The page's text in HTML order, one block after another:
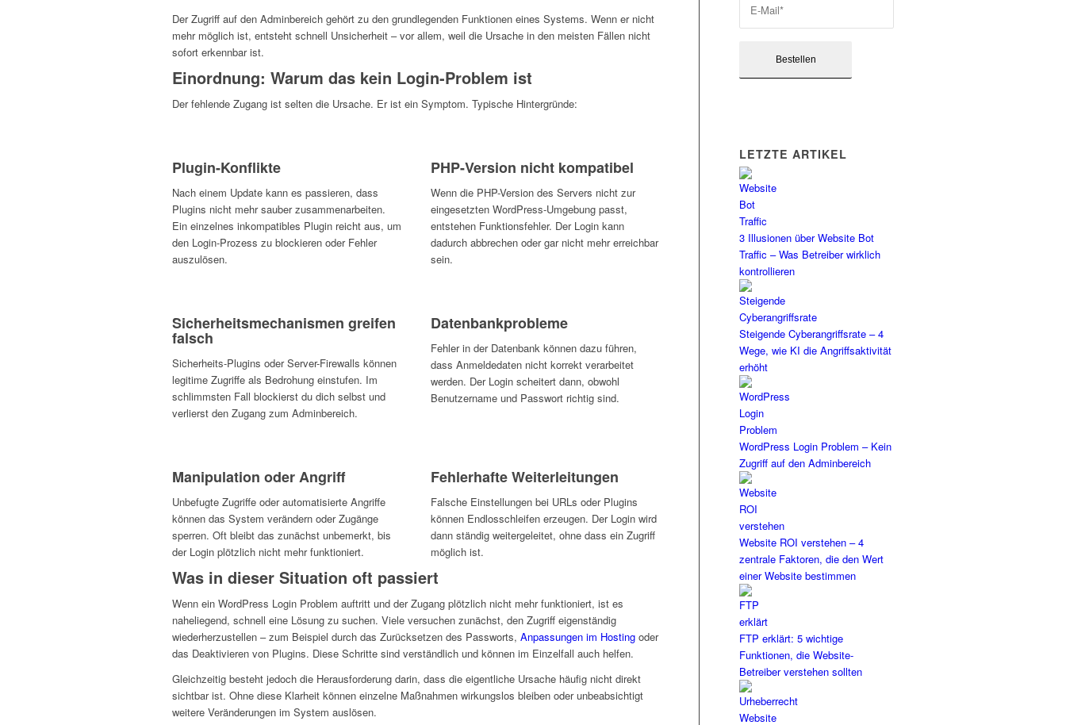
Der Zugriff auf den Adminbereich gehört zu den grundlegenden Funktionen eines Systems. Wenn er nicht
mehr möglich ist, entsteht schnell Unsicherheit – vor allem, weil die Ursache in den meisten Fällen nicht
sofort erkennbar ist.
Einordnung: Warum das kein Login-Problem ist
Der fehlende Zugang ist selten die Ursache. Er ist ein Symptom. Typische Hintergründe:
Plugin-Konflikte
Nach einem Update kann es passieren, dass
Plugins nicht mehr sauber zusammenarbeiten.
Ein einzelnes inkompatibles Plugin reicht aus, um
den Login-Prozess zu blockieren oder Fehler
auszulösen.
PHP-Version nicht kompatibel
Wenn die PHP-Version des Servers nicht zur
eingesetzten WordPress-Umgebung passt,
entstehen Funktionsfehler. Der Login kann
dadurch abbrechen oder gar nicht mehr erreichbar
sein.
Sicherheitsmechanismen greifen
falsch
Sicherheits-Plugins oder Server-Firewalls können
legitime Zugriffe als Bedrohung einstufen. Im
schlimmsten Fall blockierst du dich selbst und
verlierst den Zugang zum Adminbereich.
Datenbankprobleme
Fehler in der Datenbank können dazu führen,
dass Anmeldedaten nicht korrekt verarbeitet
werden. Der Login scheitert dann, obwohl
Benutzername und Passwort richtig sind.
Manipulation oder Angriff
Unbefugte Zugriffe oder automatisierte Angriffe
können das System verändern oder Zugänge
sperren. Oft bleibt das zunächst unbemerkt, bis
der Login plötzlich nicht mehr funktioniert.
Fehlerhafte Weiterleitungen
Falsche Einstellungen bei URLs oder Plugins
können Endlosschleifen erzeugen. Der Login wird
dann ständig weitergeleitet, ohne dass ein Zugriff
möglich ist.
Was in dieser Situation oft passiert
Wenn ein WordPress Login Problem auftritt und der Zugang plötzlich nicht mehr funktioniert, ist es
naheliegend, schnell eine Lösung zu suchen. Viele versuchen zunächst, den Zugriff eigenständig
wiederherzustellen – zum Beispiel durch das Zurücksetzen des Passworts, Anpassungen im Hosting oder
das Deaktivieren von Plugins. Diese Schritte sind verständlich und können im Einzelfall auch helfen.
Gleichzeitig besteht jedoch die Herausforderung darin, dass die eigentliche Ursache häufig nicht direkt
sichtbar ist. Ohne diese Klarheit können einzelne Maßnahmen wirkungslos bleiben oder unbeabsichtigt
weitere Veränderungen im System auslösen.
LETZTE ARTIKEL
3 Illusionen über Website Bot
Traffic – Was Betreiber wirklich
kontrollieren
Steigende Cyberangriffsrate – 4
Wege, wie KI die Angriffsaktivität
erhöht
WordPress Login Problem – Kein
Zugriff auf den Adminbereich
Website ROI verstehen – 4
zentrale Faktoren, die den Wert
einer Website bestimmen
FTP erklärt: 5 wichtige
Funktionen, die Website-
Betreiber verstehen sollten